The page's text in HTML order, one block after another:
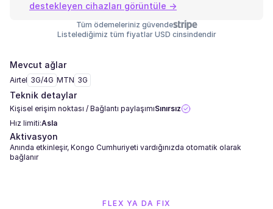
destekleyen cihazları görüntüle →
Tüm ödemeleriniz güvende
Listelediğimiz tüm fiyatlar USD cinsindendir
Mevcut ağlar
Airtel 3G/4G MTN 3G
Teknik detaylar
Kişisel erişim noktası / Bağlantı paylaşımıSınırsız
Hız limiti:Asla
Aktivasyon
Anında etkinleşir, Kongo Cumhuriyeti vardığınızda otomatik olarak
bağlanır
FLEX YA DA FIX